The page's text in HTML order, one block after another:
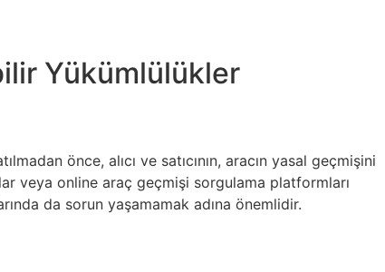
Yükümlülükler
önce, alıcı ve satıcının, aracın yasal geçmişini
veya online araç geçmişi sorgulama platformları
da sorun yaşamamak adına önemlidir.